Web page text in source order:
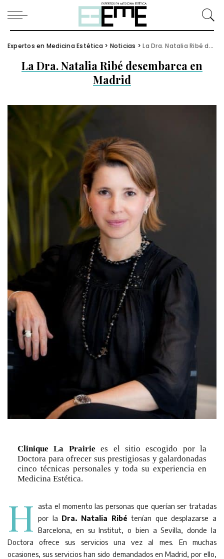
Expertos en Medicina Estética > Noticias >La Dra. Natalia Ribé desembarca en Madrid
La Dra. Natalia Ribé desembarca en
Madrid
Clinique La Prairie es el sitio escogido por la
Doctora para ofrecer sus prestigiosas y galardonadas
cinco técnicas personales y toda su experiencia en
Medicina Estética.
H
asta el momento las personas que querían ser tratadas
por la Dra. Natalia Ribé tenían que desplazarse a
Barcelona, en su Institut, o bien a Sevilla, donde la
Doctora ofrece sus servicios una vez al mes. En muchas
ocasiones, sus servicios han sido demandados en Madrid, por ello,